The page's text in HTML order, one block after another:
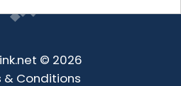
© 2026
& Conditions